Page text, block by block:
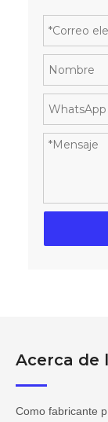
Acerca de
Como fabricante